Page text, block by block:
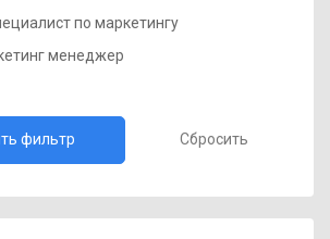
по маркетингу
менеджер
Сбросить